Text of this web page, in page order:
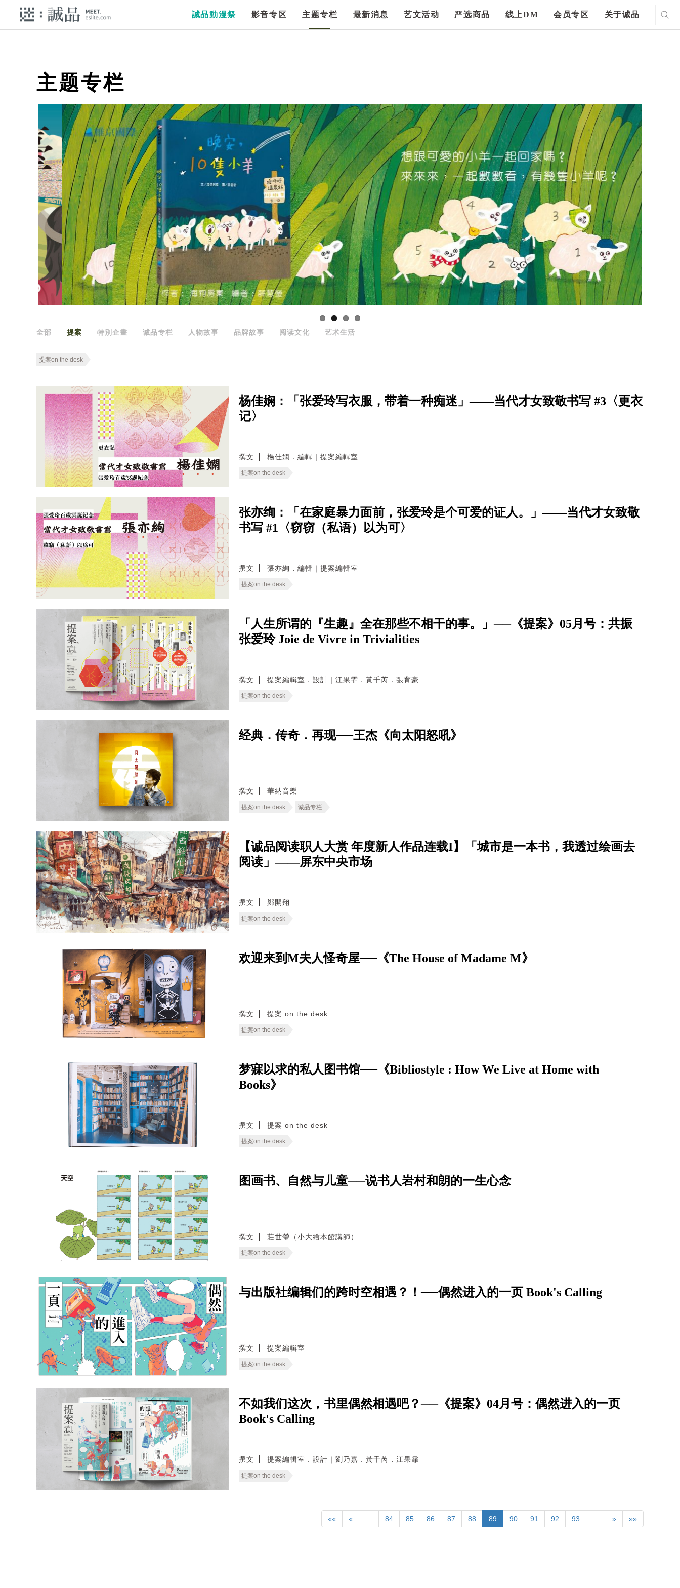
誠品動漫祭 影音专区 主题专栏 最新消息 艺文活动 严选商品 线上DM 会员专区 关于诚品
主题专栏
全部 提案 特別企畫 诚品专栏 人物故事 品牌故事 阅读文化 艺术生活
提案on the desk
杨佳娴：「张爱玲写衣服，带着一种痴迷」——当代才女致敬书写 #3〈更衣
记〉
撰文 楊佳嫻．編輯｜提案編輯室
提案on the desk
张亦绚：「在家庭暴力面前，张爱玲是个可爱的证人。」——当代才女致敬
书写 #1〈窃窃（私语）以为可〉
撰文 張亦絢．編輯｜提案編輯室
提案on the desk
「人生所谓的『生趣』全在那些不相干的事。」──《提案》05月号：共振
张爱玲 Joie de Vivre in Trivialities
撰文 提案編輯室．設計｜江果霏．黃千芮．張育豪
提案on the desk
经典．传奇．再现──王杰《向太阳怒吼》
撰文 華納音樂
提案on the desk 诚品专栏
【诚品阅读职人大赏 年度新人作品连载I】「城市是一本书，我透过绘画去
阅读」——屏东中央市场
撰文 鄭開翔
提案on the desk
欢迎来到M夫人怪奇屋──《The House of Madame M》
撰文 提案 on the desk
提案on the desk
梦寐以求的私人图书馆──《Bibliostyle : How We Live at Home with
Books》
撰文 提案 on the desk
提案on the desk
图画书、自然与儿童──说书人岩村和朗的一生心念
撰文 莊世瑩（小大繪本館講師）
提案on the desk
与出版社编辑们的跨时空相遇？！──偶然进入的一页 Book's Calling
撰文 提案編輯室
提案on the desk
不如我们这次，书里偶然相遇吧？──《提案》04月号：偶然进入的一页
Book's Calling
撰文 提案編輯室．設計｜劉乃嘉．黃千芮．江果霏
提案on the desk
«« « … 84 85 86 87 88 89 90 91 92 93 … » »»